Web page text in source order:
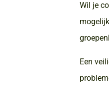
Wil je
Een